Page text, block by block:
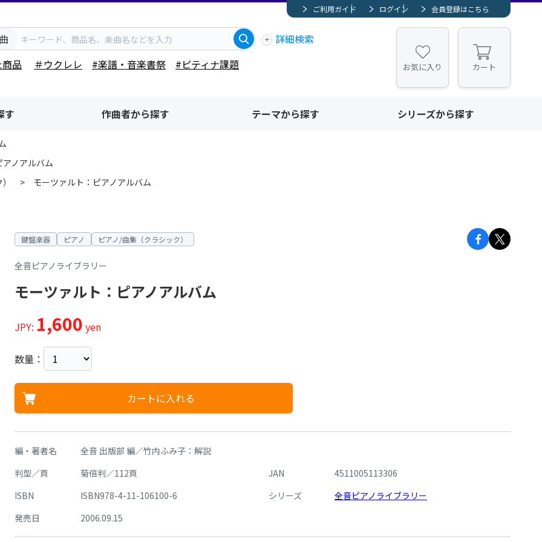
ご利用ガイド ログイン 会員登録はこちら
詳細検索
品
＃ウクレレ #楽譜・音楽書祭 #ピティナ課題 お気に入り カート
す 作曲者から探す テーマから探す シリーズから探す
ノアルバム
モーツァルト：ピアノアルバム
鍵盤楽器 ピアノ ピアノ/曲集（クラシック）
全音ピアノライブラリー
モーツァルト：ピアノアルバム
JPY: 1,600 yen
数量：
カートに入れる
編・著者名
全音 出版部 編／竹内ふみ子：解説
判型／頁
菊倍判／112頁 JAN
4511005113306
ISBN
ISBN978-4-11-106100-6 シリーズ
全音ピアノライブラリー
発売日
2006.09.15